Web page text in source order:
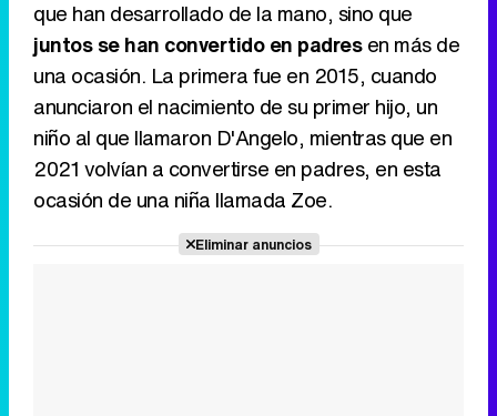
que han desarrollado de la mano, sino que
juntos se han convertido en padresen más de
una ocasión. La primera fue en 2015, cuando
anunciaron el nacimiento de su primer hijo, un
niño al que llamaron D'Angelo, mientras que en
2021 volvían a convertirse en padres, en esta
ocasión de una niña llamada Zoe.
Eliminar anuncios